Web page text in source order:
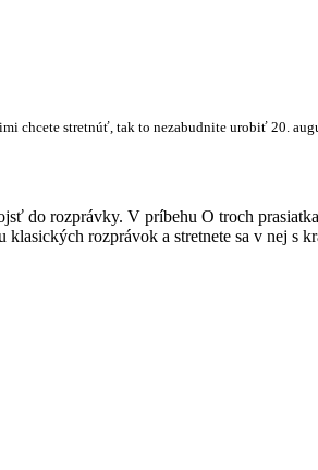
chcete stretnúť, tak to nezabudnite urobiť 20.
do rozprávky. V príbehu O troch
rozprávok a stretnete sa v nej s